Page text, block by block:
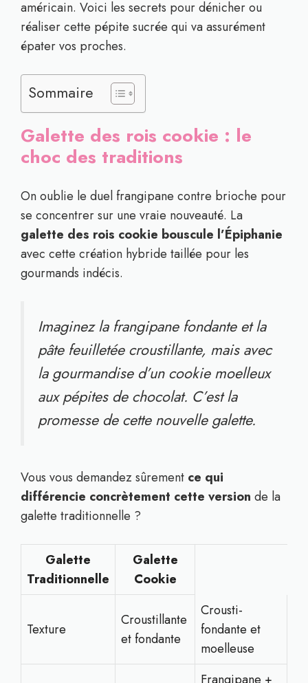
américain. Voici les secrets pour dénicher ou
réaliser cette pépite sucrée qui va assurément
épater vos proches.
Sommaire
Galette des rois cookie : le
choc des traditions
On oublie le duel frangipane contre brioche pour
se concentrer sur une vraie nouveauté. La
galette des rois cookie bouscule l’Épiphanie
avec cette création hybride taillée pour les
gourmands indécis.
Imaginez la frangipane fondante et la
pâte feuilletée croustillante, mais avec
la gourmandise d’un cookie moelleux
aux pépites de chocolat. C’est la
promesse de cette nouvelle galette.
Vous vous demandez sûrement ce qui
différencie concrètement cette version de la
galette traditionnelle ?
Galette
Traditionnelle
Galette
Cookie
Texture
Croustillante
et fondante
Crousti-
fondante et
moelleuse